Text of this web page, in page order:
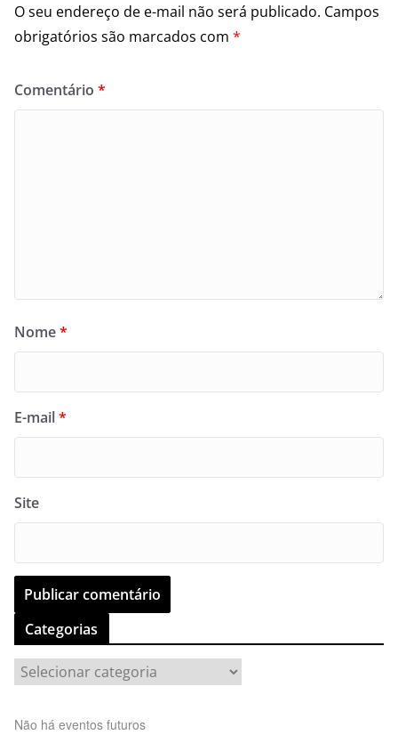
O seu endereço de e-mail não será publicado. Campos
obrigatórios são marcados com *
Comentário *
Nome*
E-mail*
Site
Categorias
Não há eventos futuros